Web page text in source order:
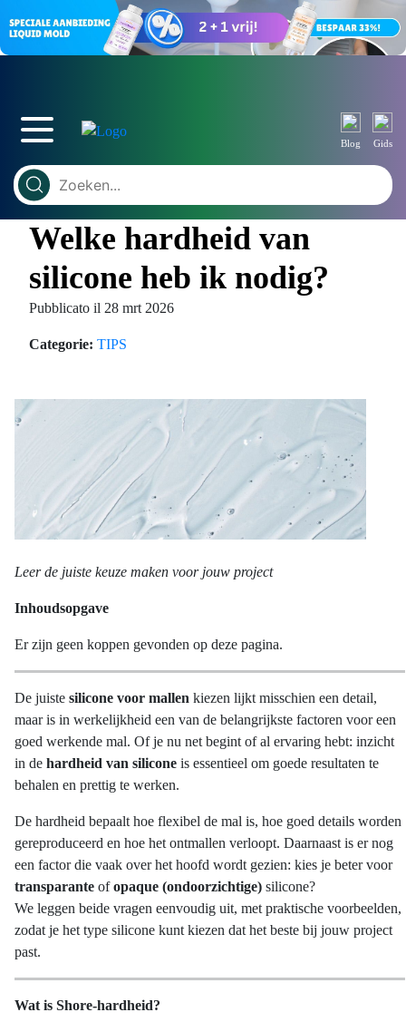
Blog Gids
Welke hardheid van
silicone heb ik nodig?
Pubblicato il 28 mrt 2026
Categorie: TIPS
Leer de juiste keuze maken voor jouw project
Inhoudsopgave
Er zijn geen koppen gevonden op deze pagina.
De juiste silicone voor mallen kiezen lijkt misschien een detail,
maar is in werkelijkheid een van de belangrijkste factoren voor een
goed werkende mal. Of je nu net begint of al ervaring hebt: inzicht
in de hardheid van silicone is essentieel om goede resultaten te
behalen en prettig te werken.
De hardheid bepaalt hoe flexibel de mal is, hoe goed details worden
gereproduceerd en hoe het ontmallen verloopt. Daarnaast is er nog
een factor die vaak over het hoofd wordt gezien: kies je beter voor
transparante ofopaque (ondoorzichtige) silicone?
We leggen beide vragen eenvoudig uit, met praktische voorbeelden,
zodat je het type silicone kunt kiezen dat het beste bij jouw project
past.
Wat is Shore-hardheid?